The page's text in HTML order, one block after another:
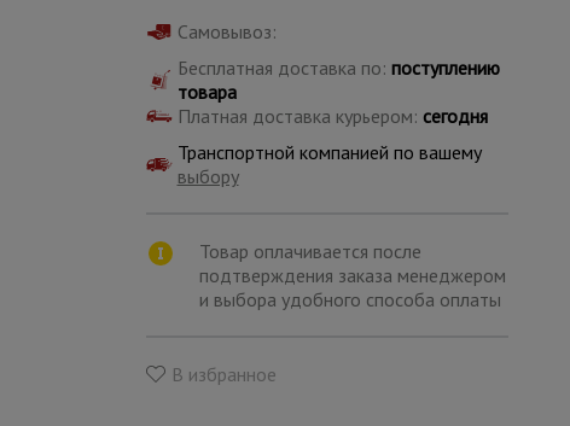
всех
Самовывоз:
Бесплатная доставка по: поступлению
товара
Платная доставка курьером: сегодня
Транспортной компанией по вашему
выбору
Товар оплачивается после
подтверждения заказа менеджером
и выбора удобного способа оплаты
В избранное